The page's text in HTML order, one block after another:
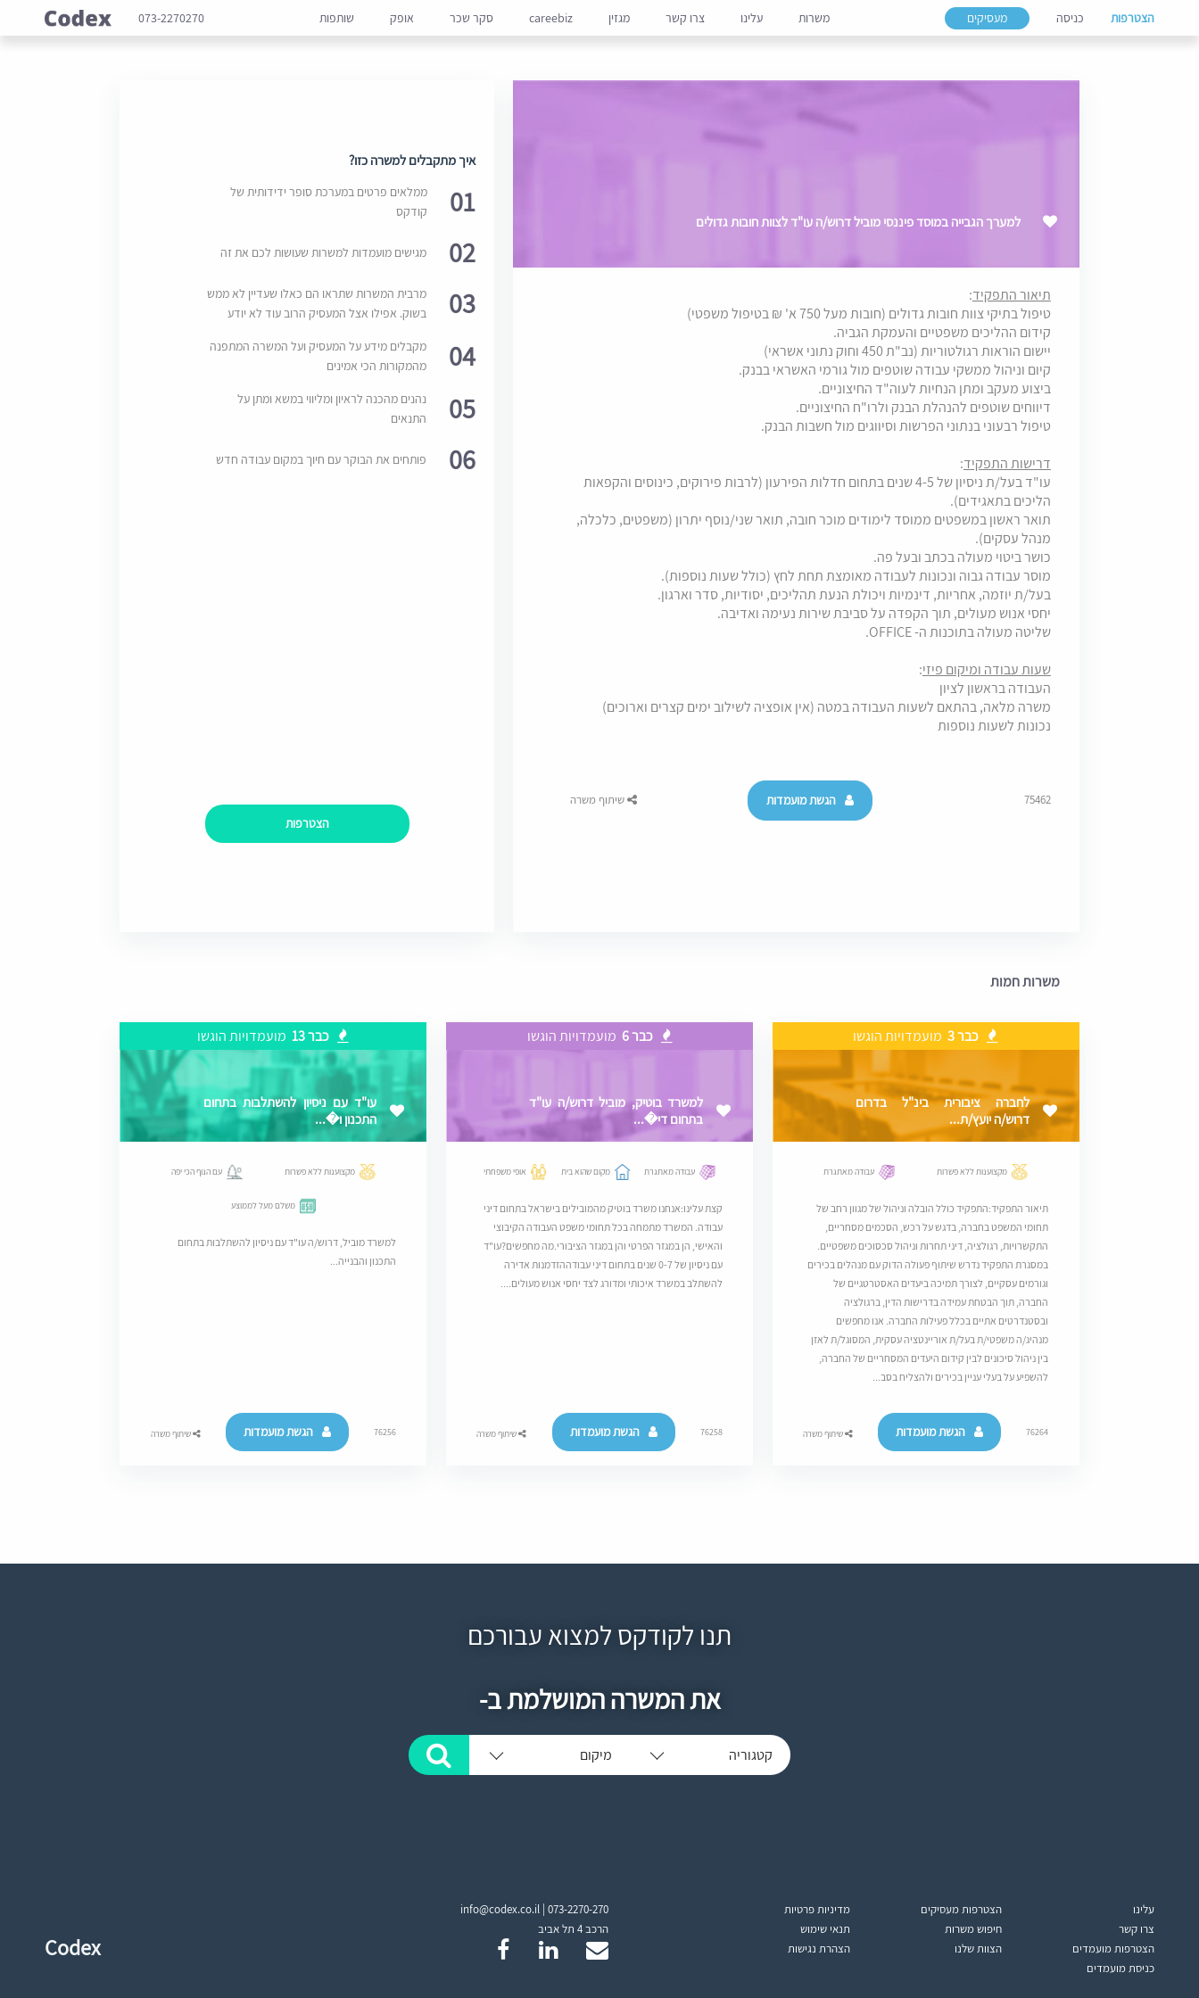
הצטרפות כניסה מעסיקים משרות עלינו צרו קשר מגזין careebiz סקר שכר אופק שותפות 073-2270270
למערך הגבייה במוסד פיננסי מוביל דרוש/ה עו"ד לצוות חובות גדולים
תיאור התפקיד:
טיפול בתיקי צוות חובות גדולים (חובות מעל 750 א' ₪ בטיפול משפטי)
קידום ההליכים משפטיים והעמקת הגביה.
יישום הוראות רגולטוריות (נב"ת 450 וחוק נתוני אשראי)
קיום וניהול ממשקי עבודה שוטפים מול גורמי האשראי בבנק.
ביצוע מעקב ומתן הנחיות לעוה"ד החיצוניים.
דיווחים שוטפים להנהלת הבנק ולרו"ח החיצוניים.
טיפול רבעוני בנתוני הפרשות וסיווגים מול חשבות הבנק.
דרישות התפקיד:
עו"ד בעל/ת ניסיון של 4-5 שנים בתחום חדלות הפירעון (לרבות פירוקים, כינוסים והקפאות
הליכים בתאגידים).
תואר ראשון במשפטים ממוסד לימודים מוכר חובה, תואר שני/נוסף יתרון (משפטים, כלכלה,
מנהל עסקים).
כושר ביטוי מעולה בכתב ובעל פה.
מוסר עבודה גבוה ונכונות לעבודה מאומצת תחת לחץ (כולל שעות נוספות).
בעל/ת יוזמה, אחריות, דינמיות ויכולת הנעת תהליכים, יסודיות, סדר וארגון.
יחסי אנוש מעולים, תוך הקפדה על סביבת שירות נעימה ואדיבה.
שליטה מעולה בתוכנות ה- OFFICE.
שעות עבודה ומיקום פיזי:
העבודה בראשון לציון
משרה מלאה, בהתאם לשעות העבודה במטה (אין אופציה לשילוב ימים קצרים וארוכים)
נכונות לשעות נוספות
75462 הגשת מועמדות שיתוף משרה
איך מתקבלים למשרה כזו?
01
ממלאים פרטים במערכת סופר ידידותית של
קודקס
02 מגישים מועמדות למשרות שעושות לכם את זה
03
מרבית המשרות שתראו הם כאלו שעדיין לא ממש
בשוק. אפילו אצל המעסיק הרוב עוד לא יודע
04
מקבלים מידע על המעסיק ועל המשרה המתפנה
מהמקורות הכי אמינים
05
נהנים מהכנה לראיון ומליווי במשא ומתן על
התנאים
06 פותחים את הבוקר עם חיוך במקום עבודה חדש
הצטרפות
משרות חמות
כבר 3 מועמדויות הוגשו
לחברה ציבורית בינ"ל בדרום
דרוש/ה יועץ/ת...
מקצוענות ללא פשרות עבודה מאתגרת
תיאור התפקיד:התפקיד כולל הובלה וניהול של מגוון רחב של
תחומי המשפט בחברה, בדגש על רכש, הסכמים מסחריים,
התקשרויות, רגולציה, דיני תחרות וניהול סכסוכים משפטיים.
במסגרת התפקיד נדרש שיתוף פעולה הדוק עם מנהלים בכירים
וגורמים עסקיים, לצורך תמיכה ביעדים האסטרטגיים של
החברה, תוך הבטחת עמידה בדרישות הדין, ברגולציה
ובסטנדרטים אתיים בכלל פעילות החברה. אנו מחפשים
מנהיג/ה משפטי/ת בעל/ת אוריינטציה עסקית, המסוגל/ת לאזן
בין ניהול סיכונים לבין קידום היעדים המסחריים של החברה,
להשפיע על בעלי עניין בכירים ולהצליח בסב...
76264 הגשת מועמדות שיתוף משרה
כבר 6 מועמדויות הוגשו
למשרד בוטיק, מוביל דרוש/ה עו"ד
בתחום די�...
עבודה מאתגרת מקום שהוא בית אופי משפחתי
קצת עלינו:אנחנו משרד בוטיק מהמובילים בישראל בתחום דיני
עבודה. המשרד מתמחה בכל תחומי משפט העבודה הקיבוצי
והאישי, הן במגזר הפרטי והן במגזר הציבורי.מה מחפשים?עו"ד
עם ניסיון של 0-7 שנים בתחום דיני עבודההזדמנות אדירה
להשתלב במשרד איכותי ומדורג לצד יחסי אנוש מעולים....
76258 הגשת מועמדות שיתוף משרה
כבר 13 מועמדויות הוגשו
עו"ד עם ניסיון להשתלבות בתחום
התכנון ו�...
מקצוענות ללא פשרות עם הנוף הכי יפה
משלם מעל לממוצע
למשרד מוביל, דרוש/ה עו"ד עם ניסיון להשתלבות בתחום
התכנון והבנייה...
76256 הגשת מועמדות שיתוף משרה
תנו לקודקס למצוא עבורכם
את המשרה המושלמת ב-
קטגוריה מיקום
עלינו
צרו קשר
הצטרפות מועמדים
כניסת מועמדים
הצטרפות מעסיקים
חיפוש משרות
הצוות שלנו
מדיניות פרטיות
תנאי שימוש
הצהרת נגישות
info@codex.co.il | 073-2270-270
הרכב 4 תל אביב
Codex